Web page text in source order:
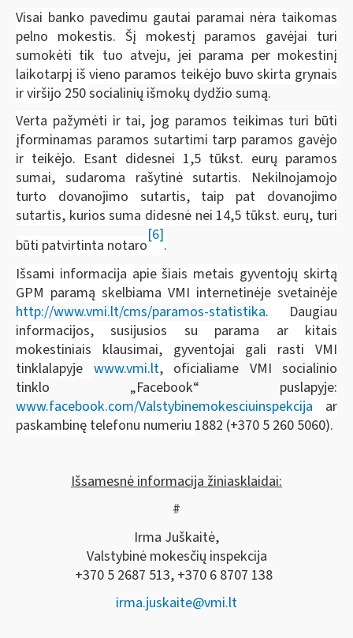
Visai banko pavedimu gautai paramai nėra taikomas
pelno mokestis. Šį mokestį paramos gavėjai turi
sumokėti tik tuo atveju, jei parama per mokestinį
laikotarpį iš vieno paramos teikėjo buvo skirta grynais
ir viršijo 250socialinių išmokų dydžio sumą.
Verta pažymėti ir tai, jog paramos teikimas turi būti
įforminamas paramos sutartimi tarp paramos gavėjo
ir teikėjo. Esant didesnei 1,5 tūkst. eurų paramos
sumai, sudaroma rašytinė sutartis. Nekilnojamojo
turto dovanojimo sutartis, taip pat dovanojimo
sutartis, kurios suma didesnė nei 14,5 tūkst. eurų, turi
būti patvirtinta notaro
[6]
.
Išsami informacija apie šiais metais gyventojų skirtą
GPM paramą skelbiama VMI internetinėje svetainėje
http://www.vmi.lt/cms/paramos-statistika. Daugiau
informacijos, susijusios su parama ar kitais
mokestiniais klausimai, gyventojai gali rasti VMI
tinklalapyje www.vmi.lt, oficialiame VMI socialinio
tinklo „Facebook“ puslapyje:
www.facebook.com/Valstybinemokesciuinspekcija ar
paskambinę telefonu numeriu 1882 (+370 5 260 5060).
Išsamesnė informacija žiniasklaidai:
#
Irma Juškaitė,
Valstybinė mokesčių inspekcija
+370 5 2687 513, +370 6 8707 138
irma.juskaite@vmi.lt